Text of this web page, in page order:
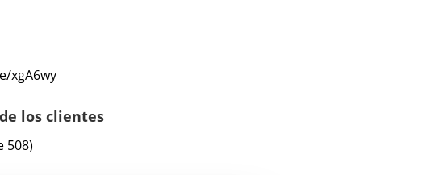
xgA6wy
los clientes
508)